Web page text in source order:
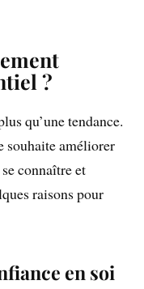
?
qu’une tendance.
souhaite améliorer
connaître et
raisons pour
en soi